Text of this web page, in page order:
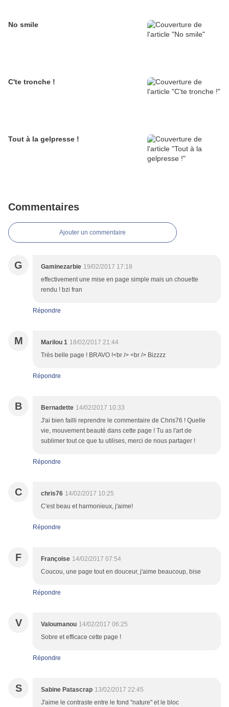
No smile
C'te tronche !
Tout à la gelpresse !
Commentaires
Ajouter un commentaire
G Gaminezarbie 19/02/2017 17:18
effectivement une mise en page simple mais un chouette
rendu ! bzi fran
Répondre
M Marilou 1 18/02/2017 21:44
Très belle page ! BRAVO !<br /> <br /> Bizzzz
Répondre
B Bernadette 14/02/2017 10:33
J'ai bien failli reprendre le commentaire de Chris76 ! Quelle
vie, mouvement beauté dans cette page ! Tu as l'art de
sublimer tout ce que tu utilises, merci de nous partager !
Répondre
C chris76 14/02/2017 10:25
C'est beau et harmonieux, j'aime!
Répondre
F Françoise 14/02/2017 07:54
Coucou, une page tout en douceur, j'aime beaucoup, bise
Répondre
V Valoumanou 14/02/2017 06:25
Sobre et efficace cette page !
Répondre
S Sabine Patascrap 13/02/2017 22:45
J'aime le contraste entre le fond "nature" et le bloc